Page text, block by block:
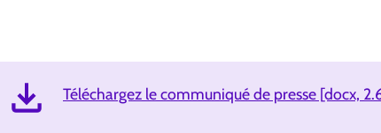
Téléchargez le communiqué de presse [docx,